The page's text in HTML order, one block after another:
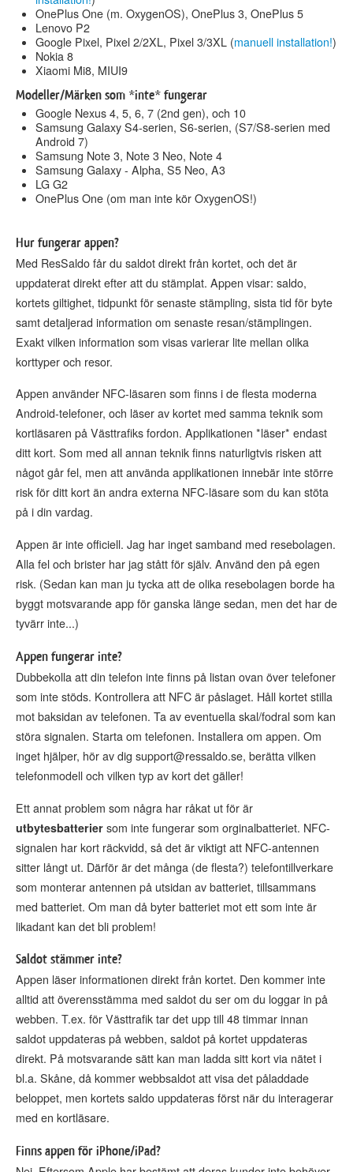
OnePlus One (m. OxygenOS), OnePlus 3, OnePlus 5
Lenovo P2
Google Pixel, Pixel 2/2XL, Pixel 3/3XL (manuell installation!)
Nokia 8
Xiaomi Mi8, MIUI9
Modeller/Märken som *inte* fungerar
Google Nexus 4, 5, 6, 7 (2nd gen), och 10
Samsung Galaxy S4-serien, S6-serien, (S7/S8-serien med
Android 7)
Samsung Note 3, Note 3 Neo, Note 4
Samsung Galaxy - Alpha, S5 Neo, A3
LG G2
OnePlus One (om man inte kör OxygenOS!)
Hur fungerar appen?
Med ResSaldo får du saldot direkt från kortet, och det är
uppdaterat direkt efter att du stämplat. Appen visar: saldo,
kortets giltighet, tidpunkt för senaste stämpling, sista tid för byte
samt detaljerad information om senaste resan/stämplingen.
Exakt vilken information som visas varierar lite mellan olika
korttyper och resor.
Appen använder NFC-läsaren som finns i de flesta moderna
Android-telefoner, och läser av kortet med samma teknik som
kortläsaren på Västtrafiks fordon. Applikationen *läser* endast
ditt kort. Som med all annan teknik finns naturligtvis risken att
något går fel, men att använda applikationen innebär inte större
risk för ditt kort än andra externa NFC-läsare som du kan stöta
på i din vardag.
Appen är inte officiell. Jag har inget samband med resebolagen.
Alla fel och brister har jag stått för själv. Använd den på egen
risk. (Sedan kan man ju tycka att de olika resebolagen borde ha
byggt motsvarande app för ganska länge sedan, men det har de
tyvärr inte...)
Appen fungerar inte?
Dubbekolla att din telefon inte finns på listan ovan över telefoner
som inte stöds. Kontrollera att NFC är påslaget. Håll kortet stilla
mot baksidan av telefonen. Ta av eventuella skal/fodral som kan
störa signalen. Starta om telefonen. Installera om appen. Om
inget hjälper, hör av dig support@ressaldo.se, berätta vilken
telefonmodell och vilken typ av kort det gäller!
Ett annat problem som några har råkat ut för är
utbytesbatterier som inte fungerar som orginalbatteriet. NFC-
signalen har kort räckvidd, så det är viktigt att NFC-antennen
sitter långt ut. Därför är det många (de flesta?) telefontillverkare
som monterar antennen på utsidan av batteriet, tillsammans
med batteriet. Om man då byter batteriet mot ett som inte är
likadant kan det bli problem!
Saldot stämmer inte?
Appen läser informationen direkt från kortet. Den kommer inte
alltid att överensstämma med saldot du ser om du loggar in på
webben. T.ex. för Västtrafik tar det upp till 48 timmar innan
saldot uppdateras på webben, saldot på kortet uppdateras
direkt. På motsvarande sätt kan man ladda sitt kort via nätet i
bl.a. Skåne, då kommer webbsaldot att visa det påladdade
beloppet, men kortets saldo uppdateras först när du interagerar
med en kortläsare.
Finns appen för iPhone/iPad?